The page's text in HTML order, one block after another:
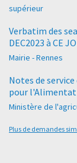
supérieur
Verbatim des
DEC2023 à CE
Mairie - Rennes
Notes de
pour
Ministère de
Plus de demandes